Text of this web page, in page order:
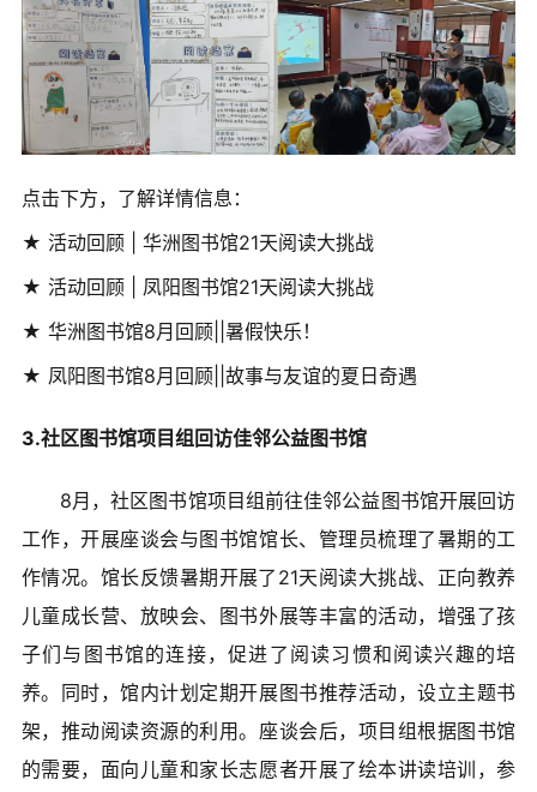
点击下方，了解详情信息：
★ 活动回顾 | 华洲图书馆21天阅读大挑战
★ 活动回顾 | 凤阳图书馆21天阅读大挑战
★ 华洲图书馆8月回顾||暑假快乐！
★ 凤阳图书馆8月回顾||故事与友谊的夏日奇遇
3.社区图书馆项目组回访佳邻公益图书馆
8月，社区图书馆项目组前往佳邻公益图书馆开展回访
工作，开展座谈会与图书馆馆长、管理员梳理了暑期的工
作情况。馆长反馈暑期开展了21天阅读大挑战、正向教养
儿童成长营、放映会、图书外展等丰富的活动，增强了孩
子们与图书馆的连接，促进了阅读习惯和阅读兴趣的培
养。同时，馆内计划定期开展图书推荐活动，设立主题书
架，推动阅读资源的利用。座谈会后，项目组根据图书馆
的需要，面向儿童和家长志愿者开展了绘本讲读培训，参